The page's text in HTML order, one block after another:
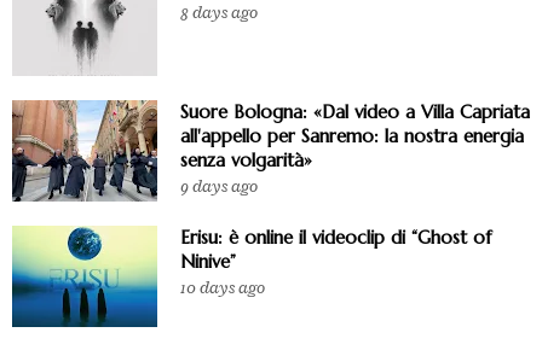
8 days ago
Suore Bologna: «Dal video a Villa Capriata
all'appello per Sanremo: la nostra energia
senza volgarità»
9 days ago
Erisu: è online il videoclip di “Ghost of
Ninive”
10 days ago